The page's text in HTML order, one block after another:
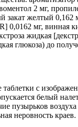
2 мг,
закат желтый 0,162
0,0162 мг, винная
жидкая
глюкоза) до
с
белый
пузырьков
неровность краев.